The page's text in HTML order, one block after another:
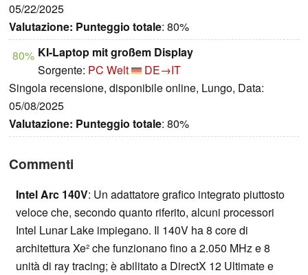
05/22/2025
Valutazione: Punteggio totale: 80%
80% KI-Laptop mit großem Display
Sorgente: PC Welt
DE→IT
Singola recensione, disponibile online, Lungo, Data:
05/08/2025
Valutazione: Punteggio totale: 80%
Commenti
Intel Arc 140V: Un adattatore grafico integrato piuttosto
veloce che, secondo quanto riferito, alcuni processori
Intel Lunar Lake impiegano. Il 140V ha 8 core di
architettura Xe² che funzionano fino a 2.050 MHz e 8
unità di ray tracing; è abilitato a DirectX 12 Ultimate e